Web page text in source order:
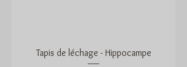
Tapis de léchage - Hippocampe